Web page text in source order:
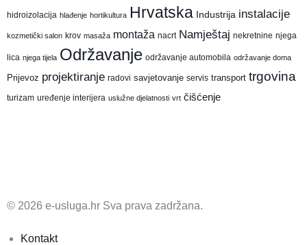
hidroizolacija hlađenje hortikultura Hrvatska Industrija instalacije
kozmetički salon krov masaža montaža nacrt Namještaj nekretnine njega
lica njega tijela Održavanje održavanje automobila održavanje doma
Prijevoz projektiranje radovi savjetovanje servis transport trgovina
turizam uređenje interijera uslužne djelatnosti vrt čišćenje
© 2026 e-usluga.hr Sva prava zadržana.
Kontakt